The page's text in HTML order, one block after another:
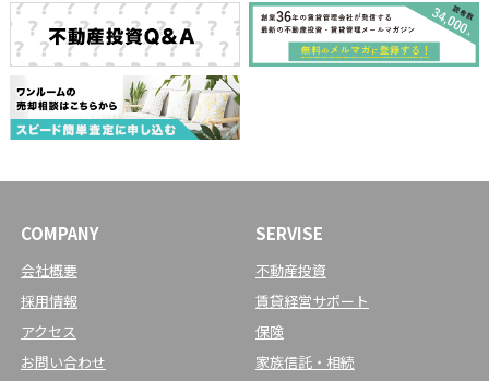
COMPANY
会社概要
採用情報
アクセス
お問い合わせ
SERVISE
不動産投資
賃貸経営サポート
保険
家族信託・相続